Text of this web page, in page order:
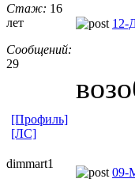
Стаж: 16
лет
Сообщений:
29
12-
[Профиль]
[ЛС]
dimmart1
09-